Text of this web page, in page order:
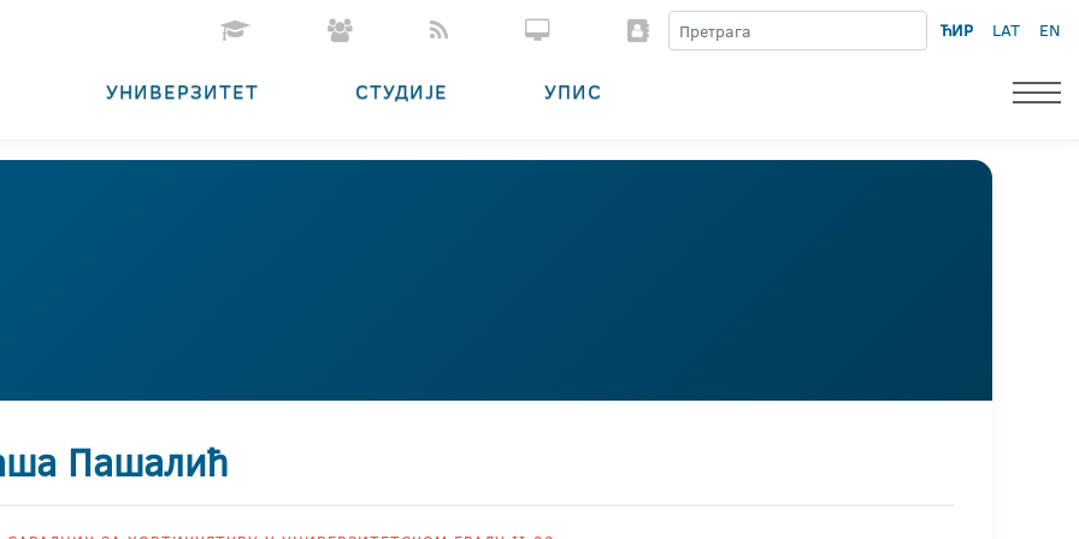
ЋИР LAT EN
УНИВЕРЗИТЕТ СТУДИЈЕ УПИС
Пашалић